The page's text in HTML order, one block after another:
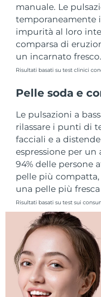
manuale. Le
temporaneamente
impurità al loro
comparsa di
un incarnato fresco.
Risultati basati su test clinici
Pelle soda e
Le pulsazioni a
rilassare i punti di
facciali e a
espressione per
94% delle persone
pelle più compatta,
una pelle più fresca
Risultati basati su test sui
Nuova Zelanda
Norvegia
Oman
Portogallo
Portorico
Qatar
Riunione
Romania
Russia
Arabia Saudita
Singapore